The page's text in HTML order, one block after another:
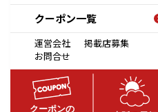
クーポン一覧
運営会社
掲載店募集
お問合せ
クーポンの